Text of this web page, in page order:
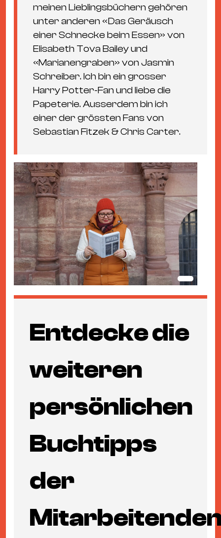
meinen Lieblingsbüchern gehören
unter anderen «Das Geräusch
einer Schnecke beim Essen» von
Elisabeth Tova Bailey und
«Marianengraben» von Jasmin
Schreiber. Ich bin ein grosser
Harry Potter-Fan und liebe die
Papeterie. Ausserdem bin ich
einer der grössten Fans von
Sebastian Fitzek & Chris Carter.
Entdecke die
weiteren
persönlichen
Buchtipps
der